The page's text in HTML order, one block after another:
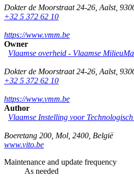
Dokter de Moorstraat 24-26 Aalst,
+32 5 372 62 10
https://www.vmm.be
Owner
Vlaamse overheid - Vlaamse
Dokter de Moorstraat 24-26 Aalst,
+32 5 372 62 10
https://www.vmm.be
Author
Vlaamse Instelling voor
Boeretang 200 Mol 2400 België
www.vito.be
Maintenance and update frequency
As needed